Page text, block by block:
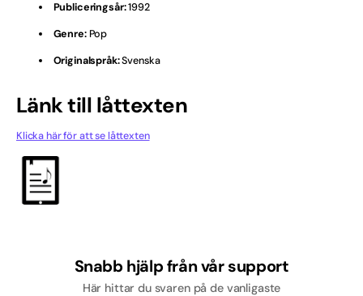
Norska
Rap/Hip hop
Skolavslutning
Publiceringsår:1992
Genre:Pop
Originalspråk:Svenska
Länk till låttexten
Klicka här för att se låttexten
Snabb hjälp från vår support
Här hittar du svaren på de vanligaste